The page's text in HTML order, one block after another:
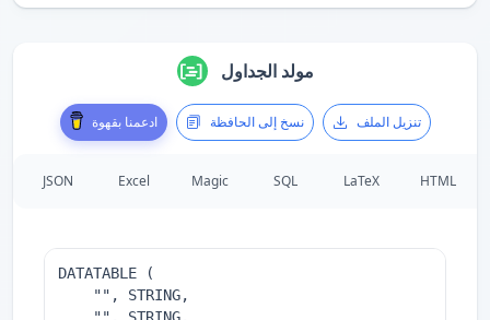
مولد الجداول
ادعمنا بقهوة نسخ إلى الحافظة تنزيل الملف
JSON Excel Magic SQL LaTeX HTML